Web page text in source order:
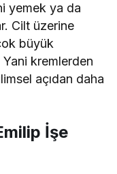
yemek ya da
Cilt üzerine
büyük
kremlerden
açıdan daha
İşe